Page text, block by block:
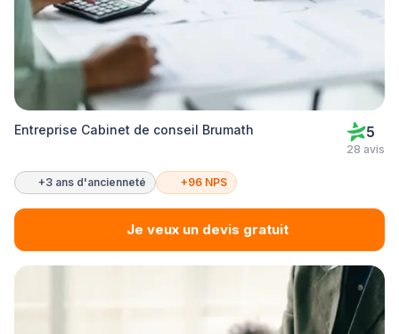
Entreprise Cabinet de conseil Brumath 5
28 avis
+3 ans d'ancienneté +96 NPS
Je veux un devis gratuit